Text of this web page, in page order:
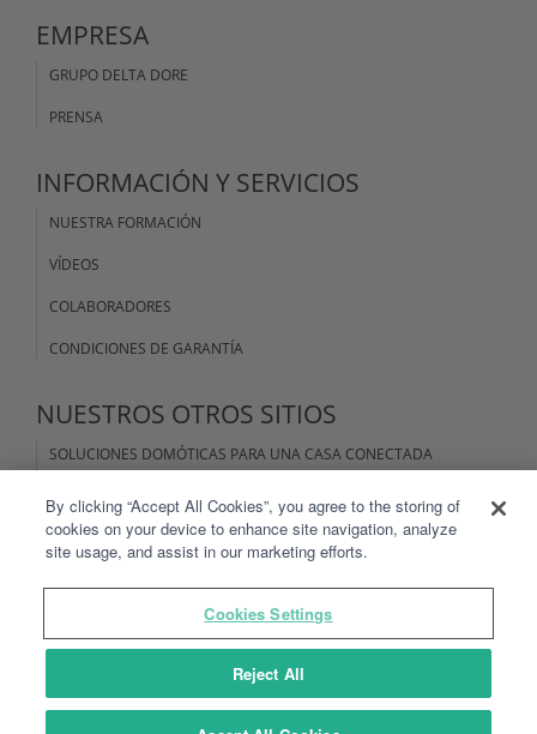
EMPRESA
GRUPO DELTA DORE
PRENSA
INFORMACIÓN Y SERVICIOS
NUESTRA FORMACIÓN
VÍDEOS
COLABORADORES
CONDICIONES DE GARANTÍA
NUESTROS OTROS SITIOS
SOLUCIONES DOMÓTICAS PARA UNA CASA CONECTADA
DISEÑO Y FABRICACIÓN OEM
AVISOS LEGALES
CONDICIONES DE USO DEL SITIO Y LAS APLICACIONES
CONDICIONES GENERALES DE USO TYDOM
DATOS PERSONALES
By clicking “Accept All Cookies”, you agree to the storing of
cookies on your device to enhance site navigation, analyze
site usage, and assist in our marketing efforts.
Cookies Settings
Reject All